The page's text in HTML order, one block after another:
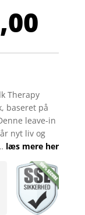
Den
pris
er:
Therapy
baseret på
leave-in
nyt liv og
læs mere her